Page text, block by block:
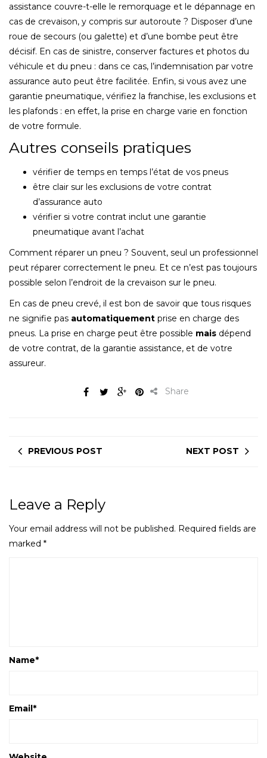
assistance couvre-t-elle le remorquage et le dépannage en
cas de crevaison, y compris sur autoroute ? Disposer d’une
roue de secours (ou galette) et d’une bombe peut être
décisif. En cas de sinistre, conserver factures et photos du
véhicule et du pneu : dans ce cas, l’indemnisation par votre
assurance auto peut être facilitée. Enfin, si vous avez une
garantie pneumatique, vérifiez la franchise, les exclusions et
les plafonds : en effet, la prise en charge varie en fonction
de votre formule.
Autres conseils pratiques
vérifier de temps en temps l’état de vos pneus
être clair sur les exclusions de votre contrat
d’assurance auto
vérifier si votre contrat inclut une garantie
pneumatique avant l’achat
Comment réparer un pneu ? Souvent, seul un professionnel
peut réparer correctement le pneu. Et ce n’est pas toujours
possible selon l’endroit de la crevaison sur le pneu.
En cas de pneu crevé, il est bon de savoir que tous risques
ne signifie pas automatiquement prise en charge des
pneus. La prise en charge peut être possible mais dépend
de votre contrat, de la garantie assistance, et de votre
assureur.
Share
PREVIOUS POST NEXT POST
Leave a Reply
Your email address will not be published. Required fields are
marked *
Name*
Email*